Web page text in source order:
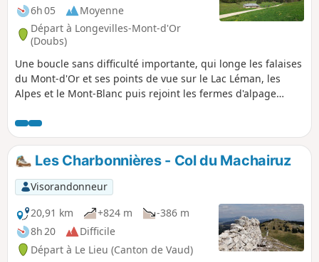
6h 05
Moyenne
Départ à Longevilles-Mont-d'Or
(Doubs)
Une boucle sans difficulté importante, qui longe les falaises
du Mont-d'Or et ses points de vue sur le Lac Léman, les
Alpes et le Mont-Blanc puis rejoint les fermes d'alpage
Les Charbonnières - Col du Machairuz
Visorandonneur
20,91 km
+824 m
-386 m
8h 20
Difficile
Départ à Le Lieu (Canton de Vaud)